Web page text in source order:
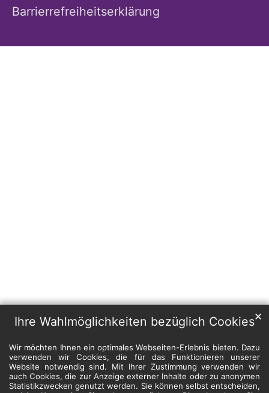
Ihre Wahlmöglichkeiten bezüglich Cookies
Wir möchten Ihnen ein optimales Webseiten-Erlebnis bieten. Dazu
verwenden wir Cookies, die für das Funktionieren unserer
Website notwendig sind. Mit Ihrer Zustimmung verwenden wir
auch Cookies, die zur Anzeige externer Inhalte oder zu anonymen
Statistikzwecken genutzt werden. Sie können selbst entscheiden,
✕
Barrierrefreiheitserklärung